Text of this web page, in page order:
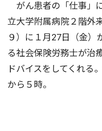
がん患者の「仕事」
立大学附属病院２階外
９）に１月27日（金）
る社会保険労務士が治
ドバイスをしてくれる
から５時。